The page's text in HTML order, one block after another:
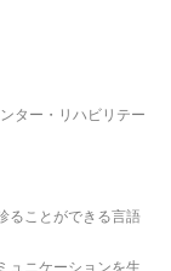
ター・リハビリテー
ることができる言語
ュニケーションを生